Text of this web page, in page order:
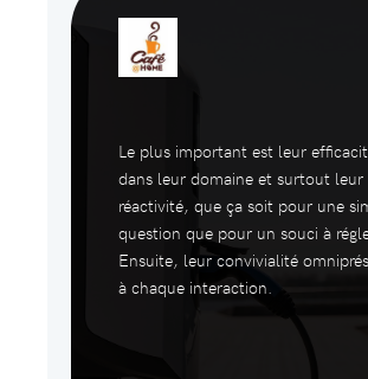
Le plus important est leur
dans leur domaine et surtout leur
réactivité, que ça soit pour une
question que pour un souci à
Ensuite, leur convivialité
à chaque interaction.